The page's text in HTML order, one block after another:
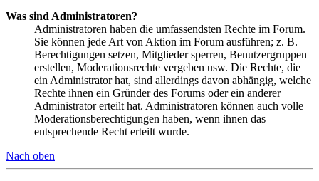
Was sind Administratoren?
Administratoren haben die umfassendsten Rechte im Forum.
Sie können jede Art von Aktion im Forum ausführen; z. B.
Berechtigungen setzen, Mitglieder sperren, Benutzergruppen
erstellen, Moderationsrechte vergeben usw. Die Rechte, die
ein Administrator hat, sind allerdings davon abhängig, welche
Rechte ihnen ein Gründer des Forums oder ein anderer
Administrator erteilt hat. Administratoren können auch volle
Moderationsberechtigungen haben, wenn ihnen das
entsprechende Recht erteilt wurde.
Nach oben